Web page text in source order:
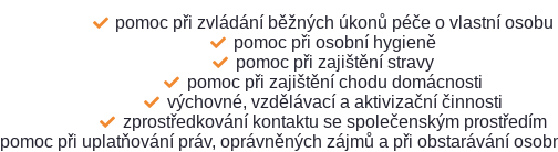
pomoc při zvládání běžných úkonů péče o vlastní osobu
pomoc při osobní hygieně
pomoc při zajištění stravy
pomoc při zajištění chodu domácnosti
výchovné, vzdělávací a aktivizační činnosti
zprostředkování kontaktu se společenským prostředím
pomoc při uplatňování práv, oprávněných zájmů a při obstarávání